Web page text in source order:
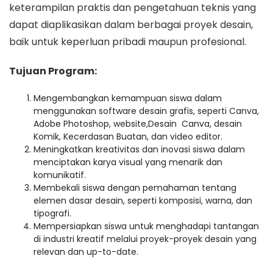
keterampilan praktis dan pengetahuan teknis yang
dapat diaplikasikan dalam berbagai proyek desain,
baik untuk keperluan pribadi maupun profesional.
Tujuan Program:
Mengembangkan kemampuan siswa dalam
menggunakan software desain grafis, seperti Canva,
Adobe Photoshop, website,Desain Canva, desain
Komik, Kecerdasan Buatan, dan video editor.
Meningkatkan kreativitas dan inovasi siswa dalam
menciptakan karya visual yang menarik dan
komunikatif.
Membekali siswa dengan pemahaman tentang
elemen dasar desain, seperti komposisi, warna, dan
tipografi.
Mempersiapkan siswa untuk menghadapi tantangan
di industri kreatif melalui proyek-proyek desain yang
relevan dan up-to-date.